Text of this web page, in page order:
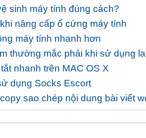
sinh máy tính đúng cách?
nâng cấp ổ cứng máy tính
máy tính nhanh hơn
thường mắc phải khi sử dụng
nhanh trên MAC OS X
dụng Socks Escort
sao chép nội dung bài viết